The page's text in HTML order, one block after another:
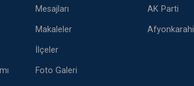
Mesajları
Makaleler
İlçeler
Foto Galeri
AK Parti